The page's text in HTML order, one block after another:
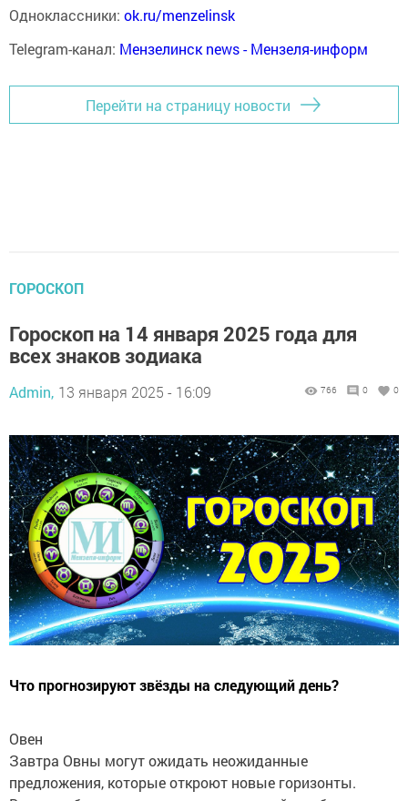
Одноклассники: ok.ru/menzelinsk
Telegram-канал: Мензелинск news - Мензеля-информ
Перейти на страницу новости
ГОРОСКОП
Гороскоп на 14 января 2025 года для
всех знаков зодиака
Admin, 13 января 2025 - 16:09 766 0 0
Что прогнозируют звёзды на следующий день?
Овен
Завтра Овны могут ожидать неожиданные
предложения, которые откроют новые горизонты.